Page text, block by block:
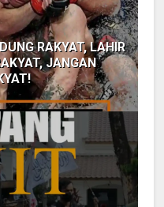
RAKYAT, LAHIR
JANGAN